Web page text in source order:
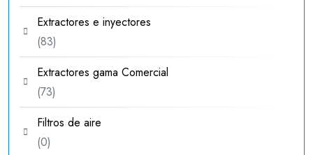
productos
Extractores e inyectores
8383
productos
Extractores gama Comercial
7373
productos
Filtros de aire
00